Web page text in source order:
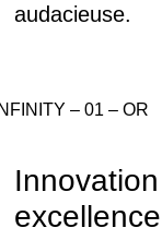
audacieuse.
– 01 – OR